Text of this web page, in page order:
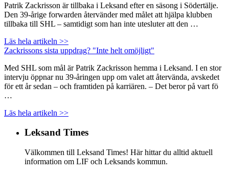
Patrik Zackrisson är tillbaka i Leksand efter en säsong i Södertälje.
Den 39-årige forwarden återvänder med målet att hjälpa klubben
tillbaka till SHL – samtidigt som han inte utesluter att den …
Läs hela artikeln >>
Zackrissons sista uppdrag? "Inte helt omöjligt"
Med SHL som mål är Patrik Zackrisson hemma i Leksand. I en stor
intervju öppnar nu 39-åringen upp om valet att återvända, avskedet
för ett år sedan – och framtiden på karriären. – Det beror på vart fö
…
Läs hela artikeln >>
Leksand Times
Välkommen till Leksand Times! Här hittar du alltid aktuell
information om LIF och Leksands kommun.